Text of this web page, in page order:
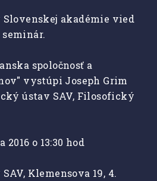
akadémie vied
spoločnosť a
vystúpi Joseph Grim
ústav SAV, Filosofický
o 13:30 hod
Klemensova 19, 4.